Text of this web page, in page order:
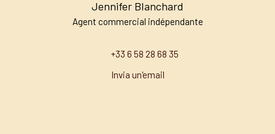
Jennifer Blanchard
Agent commercial indépendante
+33 6 58 28 68 35
Invia un'email